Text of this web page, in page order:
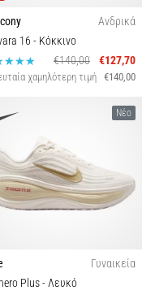
Ανδρικά
16 - Κόκκινο
€140,00
€127,70
χαμηλότερη τιμή €140,00
Νέο
Γυναικεία
Plus- Λευκό